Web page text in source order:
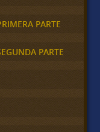
PARTE
PARTE